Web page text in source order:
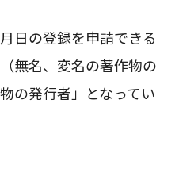
日の登録を申請できる
無名、変名の著作物の
の発行者」となってい